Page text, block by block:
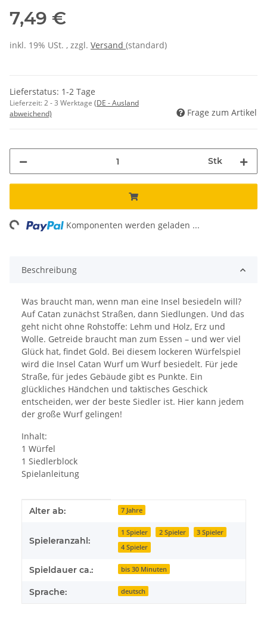
7,49 €
inkl. 19% USt. , zzgl. Versand (standard)
Lieferstatus: 1-2 Tage
Lieferzeit:2 - 3 Werktage (DE - Ausland
abweichend)
Frage zum Artikel
Stk
Komponenten werden geladen ...
Beschreibung
Was braucht man, wenn man eine Insel besiedeln will?
Auf Catan zunächst Straßen, dann Siedlungen. Und das
geht nicht ohne Rohstoffe: Lehm und Holz, Erz und
Wolle. Getreide braucht man zum Essen – und wer viel
Glück hat, findet Gold. Bei diesem lockeren Würfelspiel
wird die Insel Catan Wurf um Wurf besiedelt. Für jede
Straße, für jedes Gebäude gibt es Punkte. Ein
glückliches Händchen und taktisches Geschick
entscheiden, wer der beste Siedler ist. Hier kann jedem
der große Wurf gelingen!
Inhalt:
1 Würfel
1 Siedlerblock
Spielanleitung
Produkteigenschaft
Wert
Alter ab: 7 Jahre
Spieleranzahl:
1 Spieler 2 Spieler
3 Spieler
4 Spieler
Spieldauer ca.: bis 30 Minuten
Sprache: deutsch